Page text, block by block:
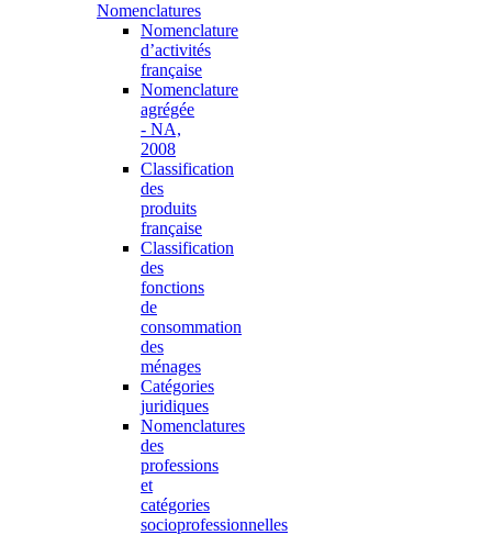
Nomenclatures
Nomenclature
d’activités
française
Nomenclature
agrégée
- NA,
2008
Classification
des
produits
française
Classification
des
fonctions
de
consommation
des
ménages
Catégories
juridiques
Nomenclatures
des
professions
et
catégories
socioprofessionnelles